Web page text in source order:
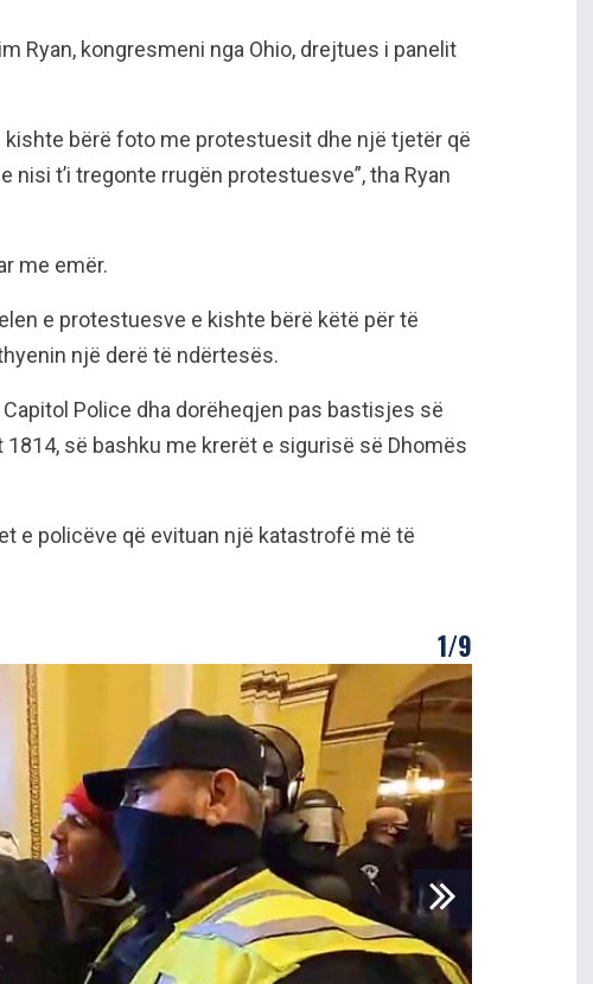
Ryan, kongresmeni nga Ohio, drejtues i panelit
kishte bërë foto me protestuesit dhe një tjetër që
nisi t’i tregonte rrugën protestuesve”, tha Ryan
me emër.
e protestuesve e kishte bërë këtë për të
një derë të ndërtesës.
Police dha dorëheqjen pas bastisjes së
së bashku me krerët e sigurisë së Dhomës
e policëve që evituan një katastrofë më të
1/9